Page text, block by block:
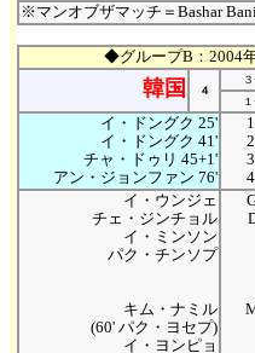
※マンオブザマッチ＝Bashar
◆グループB：2004
韓国 ４
イ・ドングク 25'
イ・ドングク 41'
チャ・ドゥリ 45+1'
アン・ジョンファン 76'
イ・ウンジェ
チェ・ジンチョル
イ・ミンソン
パク・チンソプ
キム・ナミル
(60' パク・ヨセプ)
イ・ヨンピョ